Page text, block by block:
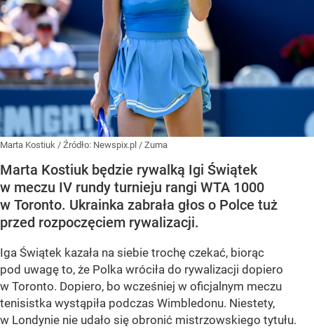
Marta Kostiuk / Źródło: Newspix.pl / Zuma
Marta Kostiuk będzie rywalką Igi Świątek
w meczu IV rundy turnieju rangi WTA 1000
w Toronto. Ukrainka zabrała głos o Polce tuż
przed rozpoczęciem rywalizacji.
Iga Świątek kazała na siebie trochę czekać, biorąc
pod uwagę to, że Polka wróciła do rywalizacji dopiero
w Toronto. Dopiero, bo wcześniej w oficjalnym meczu
tenisistka wystąpiła podczas Wimbledonu. Niestety,
w Londynie nie udało się obronić mistrzowskiego tytułu.